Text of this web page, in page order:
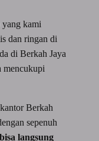
yang kami
dan ringan di
di Berkah Jaya
mencukupi
Berkah
sepenuh
langsung